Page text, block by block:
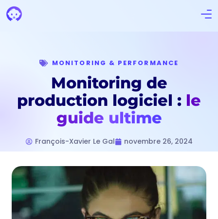
MONITORING & PERFORMANCE
Monitoring de
production logiciel : le
guide ultime
François-Xavier Le Gal novembre 26, 2024